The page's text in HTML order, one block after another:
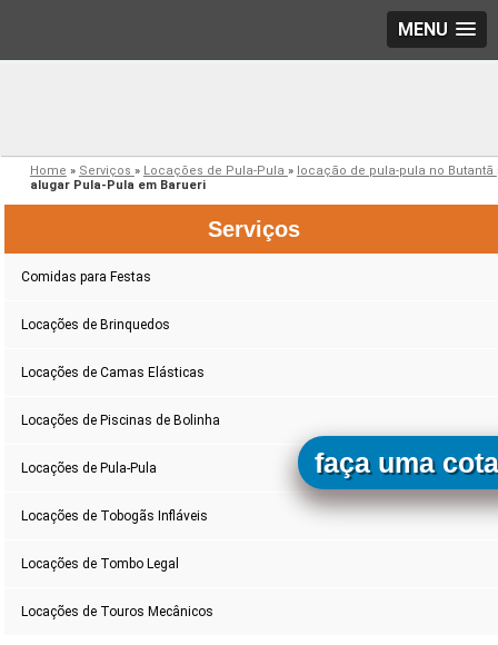
MENU
Home » Serviços » Locações de Pula-Pula » locação de pula-pula no Butantã
alugar Pula-Pula em Barueri
Serviços
Comidas para Festas
Locações de Brinquedos
Locações de Camas Elásticas
Locações de Piscinas de Bolinha
Locações de Pula-Pula
Locações de Tobogãs Infláveis
Locações de Tombo Legal
Locações de Touros Mecânicos
faça uma